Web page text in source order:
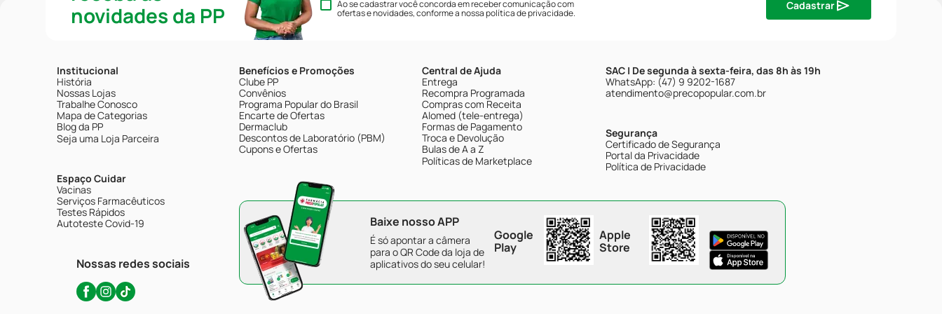
novidades da PP
Ao se cadastrar você concorda em receber comunicação com
ofertas e novidades, conforme a nossapolítica de privacidade.
Cadastrar
Institucional
História
Nossas Lojas
Trabalhe Conosco
Mapa de Categorias
Blog da PP
Seja uma Loja Parceira
Espaço Cuidar
Vacinas
Serviços Farmacêuticos
Testes Rápidos
Autoteste Covid-19
Nossas redes sociais
Benefícios e Promoções
Clube PP
Convênios
Programa Popular do Brasil
Encarte de Ofertas
Dermaclub
Descontos de Laboratório (PBM)
Cupons e Ofertas
Central de Ajuda
Entrega
Recompra Programada
Compras com Receita
Alomed (tele-entrega)
Formas de Pagamento
Troca e Devolução
Bulas de A a Z
Políticas de Marketplace
SAC | De segunda à sexta-feira, das 8h às 19h
WhatsApp: (47) 9 9202-1687
atendimento@precopopular.com.br
Segurança
Certificado de Segurança
Portal da Privacidade
Política de Privacidade
Baixe nosso APP
É só apontar a câmera
para o QR Code da loja de
aplicativos do seu celular!
Google
Play
Apple
Store